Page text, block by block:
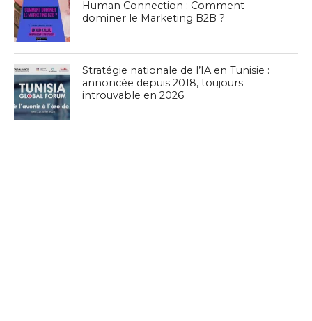
Human Connection : Comment
dominer le Marketing B2B ?
Stratégie nationale de l’IA en Tunisie :
annoncée depuis 2018, toujours
introuvable en 2026